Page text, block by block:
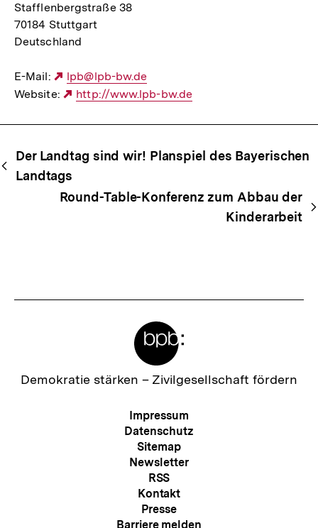
Stafflenbergstraße 38
70184 Stuttgart
Deutschland
E-Mail:
Externer
Link:
lpb@lpb-bw.de
Website:
Externer
http://www.lpb-bw.de
Begriffsnavigation
Content-
Navigation
Der Landtag sind wir! Planspiel des Bayerischen
Landtags
Round-Table-Konferenz zum Abbau der
Kinderarbeit
Zur
Demokratie stärken – Zivilgesellschaft fördern
Meta-
Navigation
Impressum
Datenschutz
Sitemap
Newsletter
RSS
Kontakt
Presse
Barriere melden